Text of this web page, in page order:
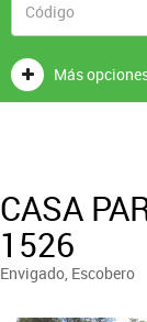
Más
CASA
1526
Envigado, Escobero